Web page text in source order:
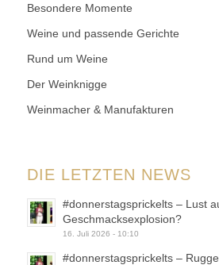
Besondere Momente
Weine und passende Gerichte
Rund um Weine
Der Weinknigge
Weinmacher & Manufakturen
DIE LETZTEN NEWS
#donnerstagsprickelts – Lust
Geschmacksexplosion?
16. Juli 2026 - 10:10
#donnerstagsprickelts –